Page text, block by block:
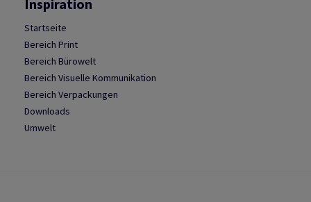
Inspiration
Startseite
Bereich Print
Bereich Bürowelt
Bereich Visuelle Kommunikation
Bereich Verpackungen
Downloads
Umwelt